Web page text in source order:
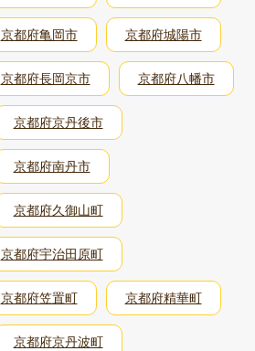
京都府亀岡市 京都府城陽市
京都府長岡京市 京都府八幡市
京都府京丹後市
京都府南丹市
京都府久御山町
京都府宇治田原町
京都府笠置町 京都府精華町
京都府京丹波町